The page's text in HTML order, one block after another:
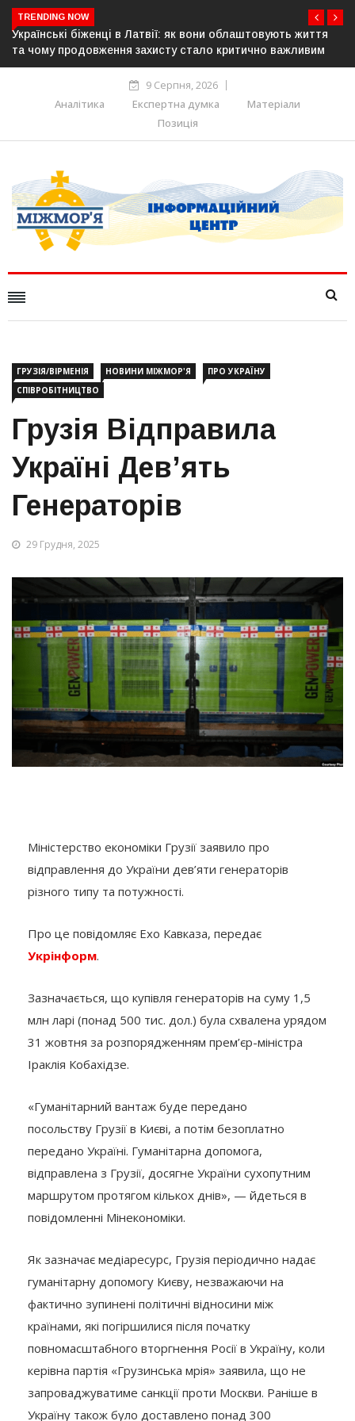
TRENDING NOW
життя
важливим
У понад 25 містах Польщі відбудуться акції
українців: виступлять проти агресії та
9 Серпня, 2026
Аналітика
Експертна думка
Матеріали
Позиція
ГРУЗІЯ/ВІРМЕНІЯ НОВИНИ МІЖМОР'Я
ПРО УКРАЇНУ
СПІВРОБІТНИЦТВО
Грузія Відправила
Україні Дев’ять
Генераторів
29 Грудня, 2025
Міністерство економіки Грузії заявило про
відправлення до України дев’яти генераторів
різного типу та потужності.
Про це повідомляє Ехо Кавказа, передає
Укрінформ.
Зазначається, що купівля генераторів на суму 1,5
млн ларі (понад 500 тис. дол.) була схвалена урядом
31 жовтня за розпорядженням прем’єр-міністра
Іраклія Кобахідзе.
«Гуманітарний вантаж буде передано
посольству Грузії в Києві, а потім безоплатно
передано Україні. Гуманітарна допомога,
відправлена з Грузії, досягне України сухопутним
маршрутом протягом кількох днів», — йдеться в
повідомленні Мінекономіки.
Як зазначає медіаресурс, Грузія періодично надає
гуманітарну допомогу Києву, незважаючи на
фактично зупинені політичні відносини між
країнами, які погіршилися після початку
повномасштабного вторгнення Росії в Україну, коли
керівна партія «Грузинська мрія» заявила, що не
запроваджуватиме санкції проти Москви. Раніше в
Україну також було доставлено понад 300